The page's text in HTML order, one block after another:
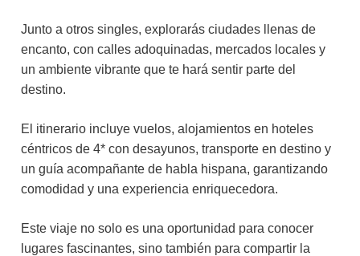
Junto a otros singles, explorarás ciudades llenas de
encanto, con calles adoquinadas, mercados locales y
un ambiente vibrante que te hará sentir parte del
destino.
El itinerario incluye vuelos, alojamientos en hoteles
céntricos de 4* con desayunos, transporte en destino y
un guía acompañante de habla hispana, garantizando
comodidad y una experiencia enriquecedora.
Este viaje no solo es una oportunidad para conocer
lugares fascinantes, sino también para compartir la